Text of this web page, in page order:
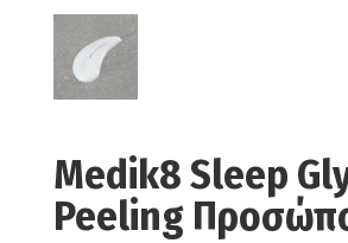
Medik8 Sleep
Peeling